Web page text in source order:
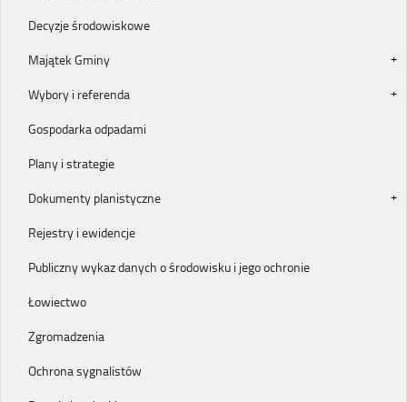
Decyzje środowiskowe
Majątek Gminy
Wybory i referenda
Gospodarka odpadami
Plany i strategie
Dokumenty planistyczne
Rejestry i ewidencje
Publiczny wykaz danych o środowisku i jego ochronie
Łowiectwo
Zgromadzenia
Ochrona sygnalistów